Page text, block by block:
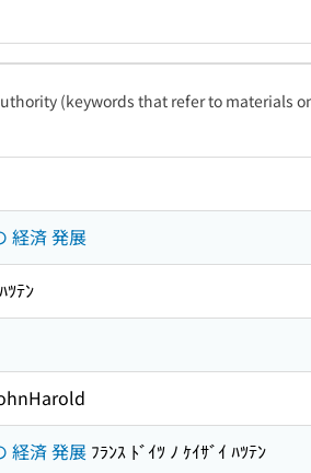
(keywords that refer to materials
経済 発展
ﾂﾃﾝ
経済 発展 ﾌﾗﾝｽ ﾄﾞｲﾂ ﾉ ｹｲｻﾞｲ ﾊﾂﾃﾝ